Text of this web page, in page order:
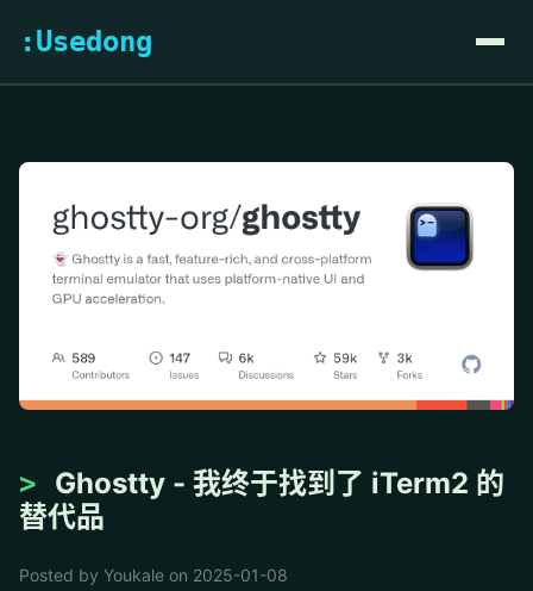
:Usedong
Ghostty - 我终于找到了 iTerm2 的
替代品
Posted by Youkale on 2025-01-08